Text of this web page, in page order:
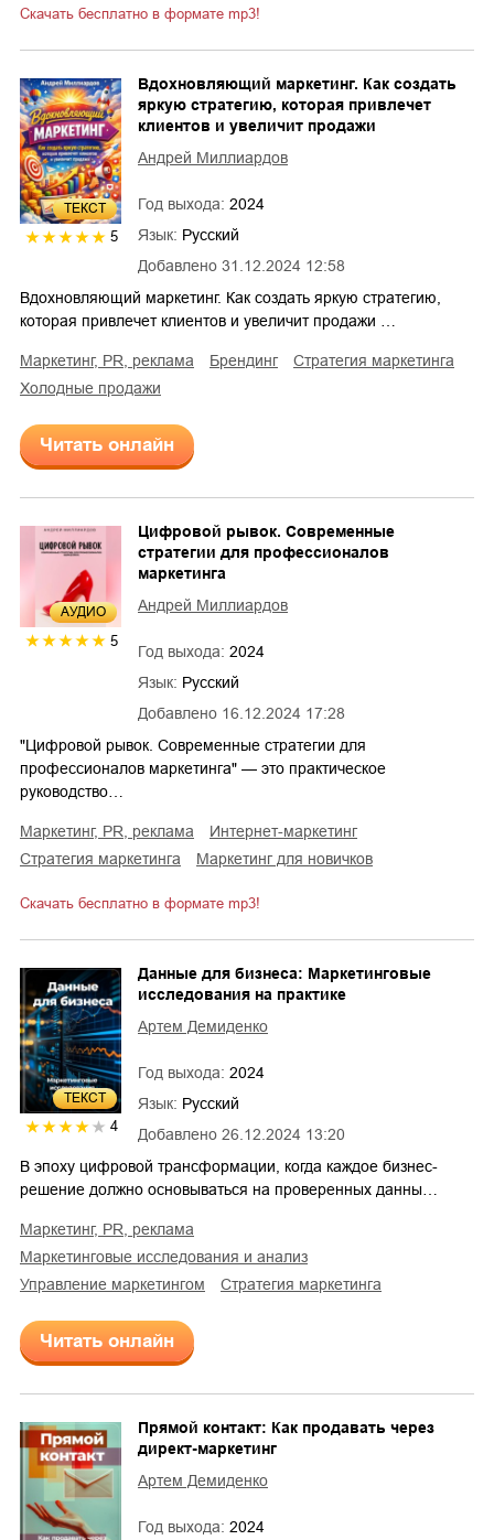
Скачать бесплатно в формате mp3!
ТЕКСТ
5
Добавлено 31.12.2024 12:58
Вдохновляющий маркетинг. Как создать
яркую стратегию, которая привлечет
клиентов и увеличит продажи
Андрей Миллиардов
Год выхода: 2024
Язык: Русский
Вдохновляющий маркетинг. Как создать яркую стратегию,
которая привлечет клиентов и увеличит продажи …
маркетинг, PR, реклама брендинг
стратегия маркетинга
холодные продажи
Читать онлайн
AУДИО
5
Добавлено 16.12.2024 17:28
Цифровой рывок. Современные
стратегии для профессионалов
маркетинга
Андрей Миллиардов
Год выхода: 2024
Язык: Русский
"Цифровой рывок. Современные стратегии для
профессионалов маркетинга" — это практическое
руководство…
маркетинг, PR, реклама
интернет-маркетинг
стратегия маркетинга
маркетинг для новичков
Скачать бесплатно в формате mp3!
ТЕКСТ
4 Добавлено 26.12.2024 13:20
Данные для бизнеса: Маркетинговые
исследования на практике
Артем Демиденко
Год выхода: 2024
Язык: Русский
В эпоху цифровой трансформации, когда каждое бизнес-
решение должно основываться на проверенных данны…
маркетинг, PR, реклама
маркетинговые исследования и анализ
управление маркетингом
стратегия маркетинга
Читать онлайн
Прямой контакт: Как продавать через
директ-маркетинг
Артем Демиденко
Год выхода: 2024